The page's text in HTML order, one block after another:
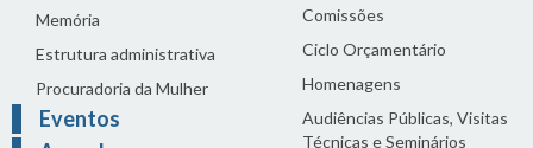
Memória
Estrutura administrativa
Procuradoria da Mulher
Eventos
Comissões
Ciclo Orçamentário
Homenagens
Audiências Públicas, Visitas
Técnicas e Seminários